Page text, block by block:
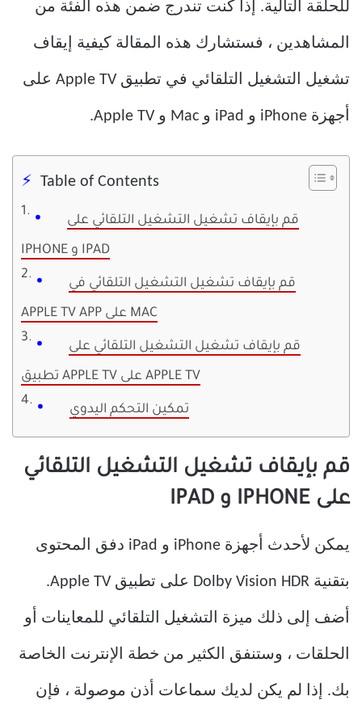
للحلقة التالية. إذا كنت تندرج ضمن هذه الفئة من
المشاهدين ، فستشارك هذه المقالة كيفية إيقاف
تشغيل التشغيل التلقائي في تطبيق Apple TV على
أجهزة iPhone و iPad و Mac و Apple TV.
Table of Contents
قم بإيقاف تشغيل التشغيل التلقائي على
IPHONE و IPAD
قم بإيقاف تشغيل التشغيل التلقائي في
APPLE TV APP على MAC
قم بإيقاف تشغيل التشغيل التلقائي على
تطبيق APPLE TV على APPLE TV
تمكين التحكم اليدوي
قم بإيقاف تشغيل التشغيل التلقائي
على IPHONE و IPAD
يمكن لأحدث أجهزة iPhone و iPad دفق المحتوى
بتقنية Dolby Vision HDR على تطبيق Apple TV.
أضف إلى ذلك ميزة التشغيل التلقائي للمعاينات أو
الحلقات ، وستنفق الكثير من خطة الإنترنت الخاصة
بك. إذا لم يكن لديك سماعات أذن موصولة ، فإن